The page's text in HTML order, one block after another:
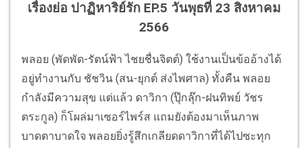
เรื่องย่อ ปาฏิหาริย์รัก EP.5 วันพุธที่ 23 สิงหาคม
2566
พลอย (พัดพัด-รัตน์ฟ้า ไชยชื่นจิตต์) ใช้งานเป็นข้ออ้างได้
อยู่ทำงานกับ ชัชวิน (สน-ยุกต์ ส่งไพศาล) ทั้งคืน พลอย
กำลังมีความสุข แต่แล้ว ดาวิกา (ปุ๊กลุ๊ก-ฝนทิพย์ วัชร
ตระกูล) ก็โผล่มาเซอร์ไพร์ส แถมยังต้องมาเห็นภาพ
บาดตาบาดใจ พลอยยิ่งรู้สึกเกลียดดาวิกาที่ได้ไปซะทุก